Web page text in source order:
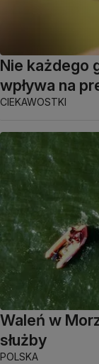
Nie każdego
wpływa na
CIEKAWOSTKI
Waleń w
służby
POLSKA